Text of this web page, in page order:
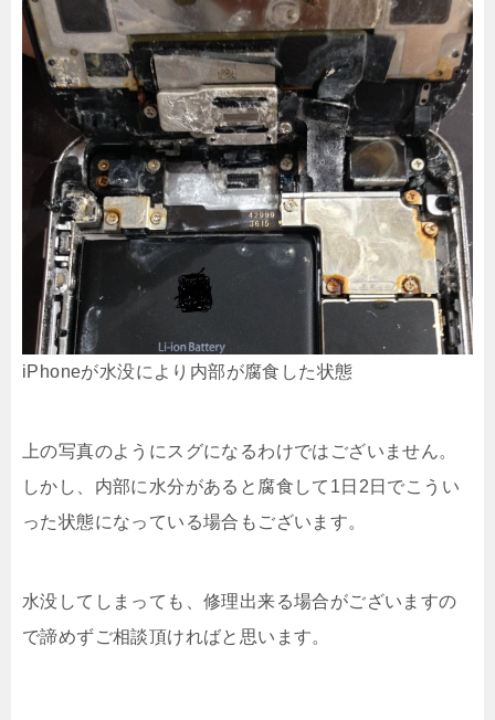
iPhoneが水没により内部が腐食した状態
上の写真のようにスグになるわけではございません。
しかし、内部に水分があると腐食して1日2日でこうい
った状態になっている場合もございます。
水没してしまっても、修理出来る場合がございますの
で諦めずご相談頂ければと思います。